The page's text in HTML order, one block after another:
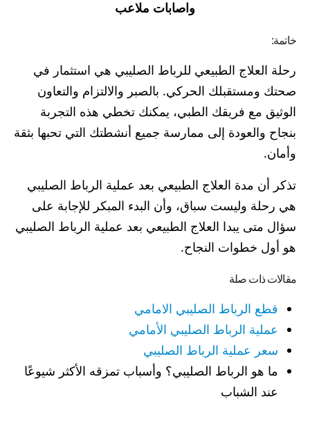
واصابات ملاعب
خاتمة:
رحلة العلاج الطبيعي للرباط الصليبي هي استثمار في
صحتك ومستقبلك الحركي. بالصبر والالتزام والتعاون
الوثيق مع فريقك الطبي، يمكنك تخطي هذه التجربة
بنجاح والعودة إلى ممارسة جميع أنشطتك التي تحبها بثقة
وأمان.
تذكر أن مدة العلاج الطبيعي بعد عملية الرباط الصليبي
هي رحلة وليست سباق، وأن البدء المبكر للإجابة على
سؤال متى يبدا العلاج الطبيعي بعد عملية الرباط الصليبي​
هو أول خطوات النجاح.
مقالات ذات صلة
قطع الرباط الصليبي الامامي
عملية الرباط الصليبي الأمامي
سعر عملية الرباط الصليبي
ما هو الرباط الصليبي؟ وأسباب تمزقه الأكثر شيوعًا
عند الشباب